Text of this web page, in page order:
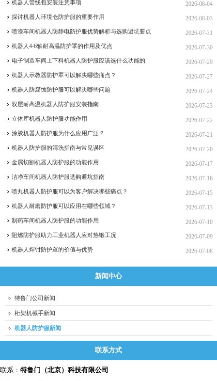
2026-08-04
机器人管线包安装注意事项
2026-08-03
探讨机器人环境仓防护服的重要作用
2026-07-31
喷漆车间机器人防静电防护服优势解析与选购避坑要点
2026-07-30
机器人4-6轴耐高温防护罩的作用及优点
2026-07-29
电子制造车间上下料机器人防护服应该选什么功能的
2026-07-27
机器人示教器防护罩可以解决哪些痛点？
2026-07-24
机器人防腐蚀防护服可以解决哪些问题
2026-07-23
双层耐高温机器人防护服安装指南
2026-07-22
立体库机器人防护服功能作用
2026-07-21
涂胶机器人防护服为什么应用广泛？
2026-07-20
机器人防护服的清洗指南与常见误区
2026-07-17
金属切割机器人防护服的功能作用
2026-07-16
洁净车间机器人防护服选购避坑指南
2026-07-15
喷丸机器人防护服可以为客户解决哪些痛点？
2026-07-13
机器人耐磨防护服可以应用在哪些领域？
2026-07-10
制药车间机器人防护服的功能作用
2026-07-09
阻燃防护服助力工业机器人应对热锻工况
2026-07-08
机器人焊钳防护罩的价值与优势
新闻中心
特鲁门公司新闻
桁架机械手新闻
机器人防护服新闻
联系方式
联系： 特鲁门 （北京）科技有限公司